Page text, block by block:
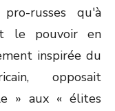
russes qu'à
le pouvoir en
inspirée du
opposait
» aux « élites